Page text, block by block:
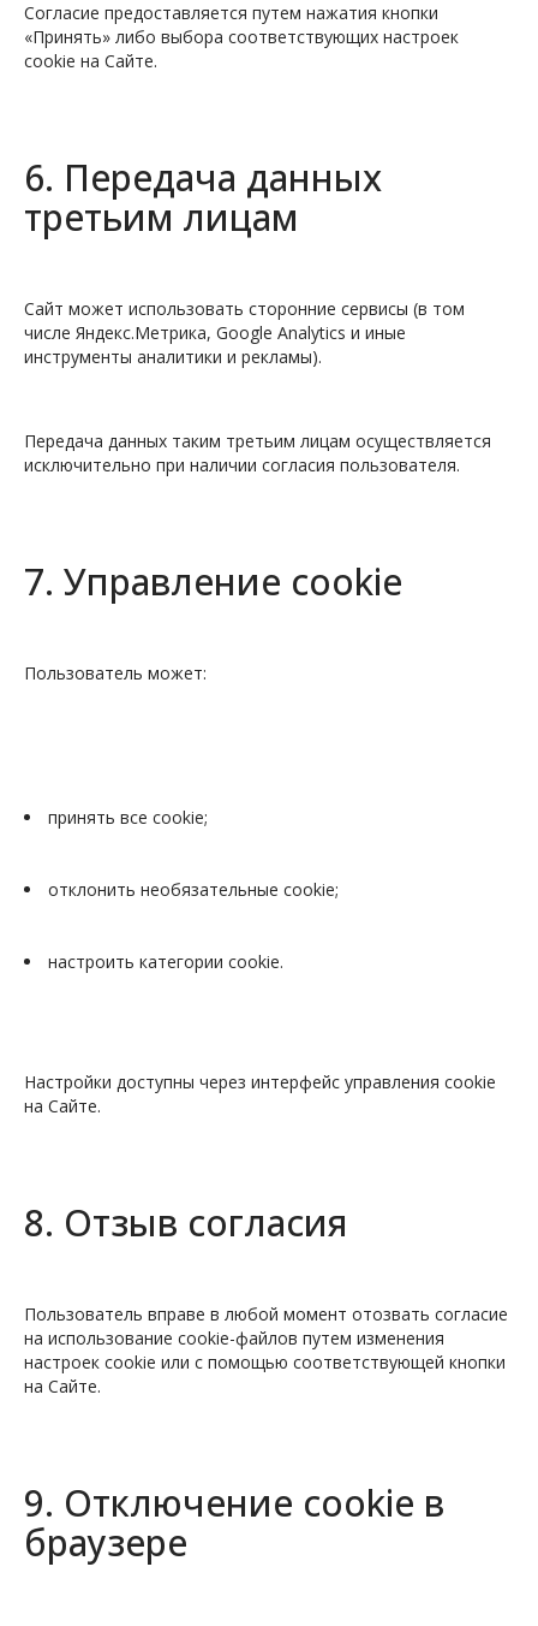
Согласие предоставляется путем нажатия кнопки
«Принять» либо выбора соответствующих настроек
cookie на Сайте.
6. Передача данных
третьим лицам
Сайт может использовать сторонние сервисы (в том
числе Яндекс.Метрика, Google Analytics и иные
инструменты аналитики и рекламы).
Передача данных таким третьим лицам осуществляется
исключительно при наличии согласия пользователя.
7. Управление cookie
Пользователь может:
принять все cookie;
отклонить необязательные cookie;
настроить категории cookie.
Настройки доступны через интерфейс управления cookie
на Сайте.
8. Отзыв согласия
Пользователь вправе в любой момент отозвать согласие
на использование cookie-файлов путем изменения
настроек cookie или с помощью соответствующей кнопки
на Сайте.
9. Отключение cookie в
браузере